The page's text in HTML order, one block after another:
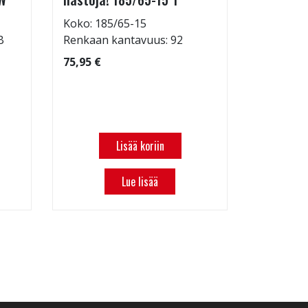
Koko: 185/65-15
Renkaan kantavuus: 92
75,95 €
Lisää koriin
Lue lisää